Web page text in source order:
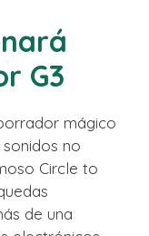
G3
mágico
no
Circle to
de una